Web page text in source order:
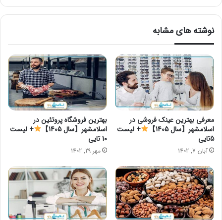
نوشته های مشابه
معرفی بهترین عینک فروشی در
اسلامشهر【سال 1405】
+ لیست
5تایی
آبان 7, 1402
بهترین فروشگاه پروتئین در
اسلامشهر【سال 1405】
+ لیست
10 تایی
مهر 29, 1402